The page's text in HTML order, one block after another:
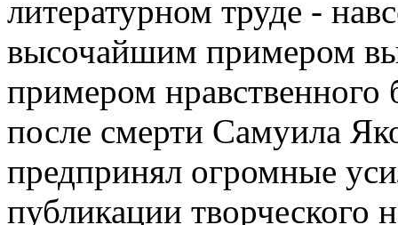
литературном труде -
высочайшим примером
примером
после смерти Самуила
предпринял огромные
публикации творческого